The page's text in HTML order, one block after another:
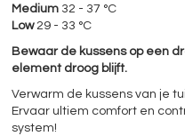
Medium 32 - 37 °C
Low 29 - 33 °C
Bewaar de kussens op een
element droog blijft.
Verwarm de kussens van je
Ervaar ultiem comfort en
system!